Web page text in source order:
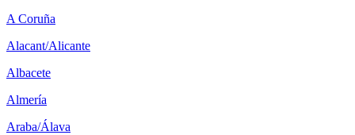
A Coruña
Alacant/Alicante
Albacete
Almería
Araba/Álava